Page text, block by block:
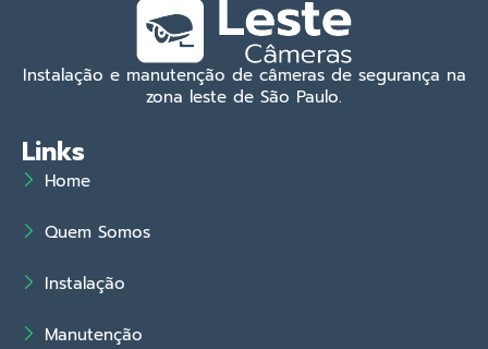
Instalação e manutenção de câmeras de segurança na
zona leste de São Paulo.
Links
Home
Quem Somos
Instalação
Manutenção